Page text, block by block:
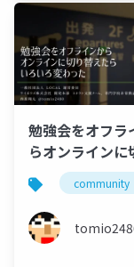
勉強会をオフラ
らオンラインに
えたらいろいろ
た
community